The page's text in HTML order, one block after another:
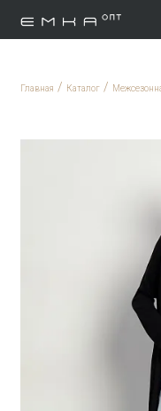
Главная / Каталог /